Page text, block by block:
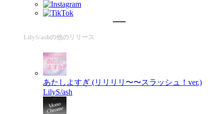
LilyS/ashの他のリリース
あたしよすぎ (リリリリ〜〜スラッシュ！ver.)
LilyS/ash